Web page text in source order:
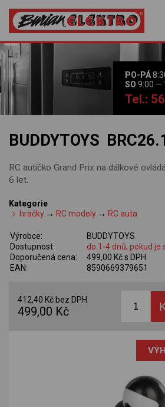
PO-PÁ
SO 9:00 —
Tel.:
BUDDYTOYS
RC autíčko Grand Prix na dálkové
6 let.
Kategorie
hračky → RC modely → RC auta
Výrobce:
BUDDYTOYS
Dostupnost:
do 1-4 dnů, pokud je
Doporučená cena:
499,00 Kč s DPH
EAN:
8590669379651
412,40 Kč bez DPH
499,00 Kč